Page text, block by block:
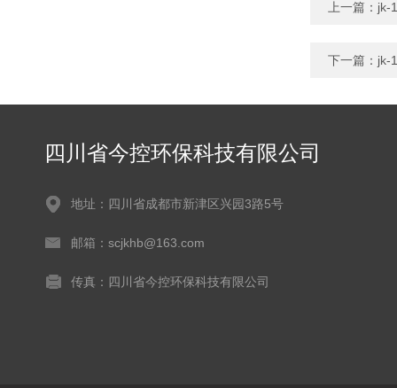
上一篇： jk-
下一篇： jk-
四川省今控环保科技有限公司
地址：四川省成都市新津区兴园3路5号
邮箱：scjkhb@163.com
传真：四川省今控环保科技有限公司